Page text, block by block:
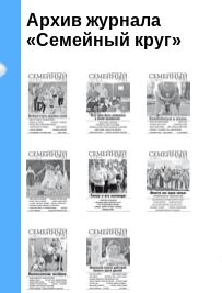
Архив журнала
«Семейный круг»